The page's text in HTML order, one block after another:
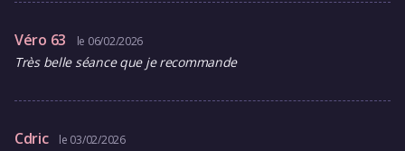
Véro 63 le 06/02/2026
Très belle séance que je recommande
Cdric le 03/02/2026